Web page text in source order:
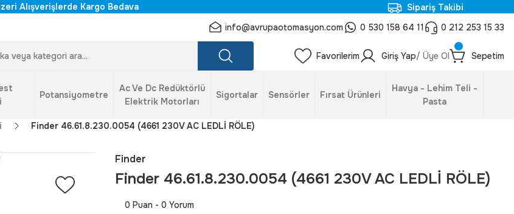
Alışverişlerde Kargo Bedava
Sipariş Takibi
info@avrupaotomasyon.com 0 530 158 64 11 0 212 253 15 33
Favorilerim Giriş Yap/ Üye Ol Sepetim
Potansiyometre
Ac Ve Dc Redüktörlü
Elektrik Motorları
Sigortalar Sensörler Fırsat Ürünleri
Havya - Lehim Teli -
Pasta
Finder 46.61.8.230.0054 (4661 230V AC LEDLİ RÖLE)
Finder
Finder 46.61.8.230.0054 (4661 230V AC LEDLİ RÖLE)
0 Puan - 0 Yorum